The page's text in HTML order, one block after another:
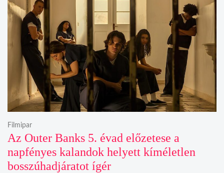
Az Outer Banks 5. évad előzetese a
napfényes kalandok helyett kíméletlen
bosszúhadjáratot ígér
Filmipar